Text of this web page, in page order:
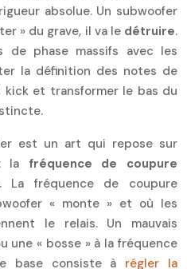
absolue. Un subwoofer
» du grave, il va le détruire.
de phase massifs avec les
la définition des notes de
kick et transformer le bas du
est un art qui repose sur
la fréquence de coupure
. La fréquence de coupure
« monte » et où les
le relais. Un mauvais
une « bosse » à la fréquence
base consiste à régler la